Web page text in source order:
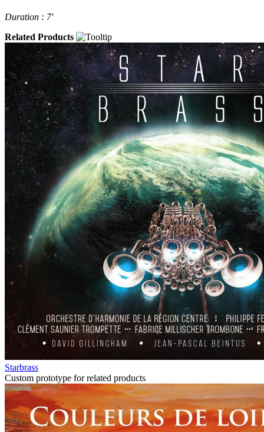
Duration : 7'
Related Products
Starbrass
Custom prototype for related products